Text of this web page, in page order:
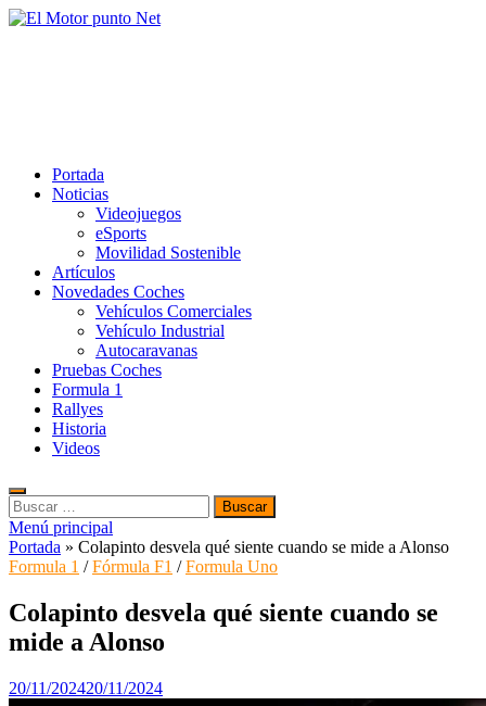
Saltar
Portada
Noticias
Videojuegos
eSports
Movilidad Sostenible
Artículos
Novedades Coches
Vehículos Comerciales
Vehículo Industrial
Autocaravanas
Pruebas Coches
Formula 1
Rallyes
Historia
Videos
Buscar:
Menú principal
Portada » Colapinto desvela qué siente cuando se mide a Alonso
Formula 1 /Fórmula F1 /Formula Uno
Colapinto desvela qué siente cuando se
mide a Alonso
20/11/202420/11/2024